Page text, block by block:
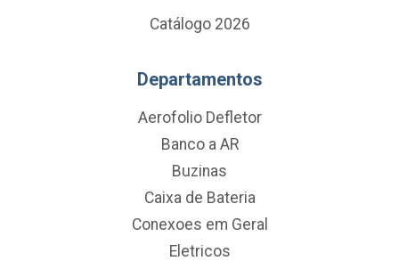
Catálogo 2026
Departamentos
Aerofolio Defletor
Banco a AR
Buzinas
Caixa de Bateria
Conexoes em Geral
Eletricos